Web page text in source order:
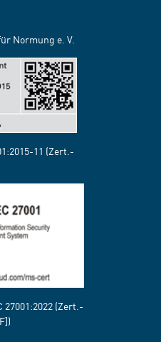
Normung e. V.
11 (Zert.-
(Zert.-